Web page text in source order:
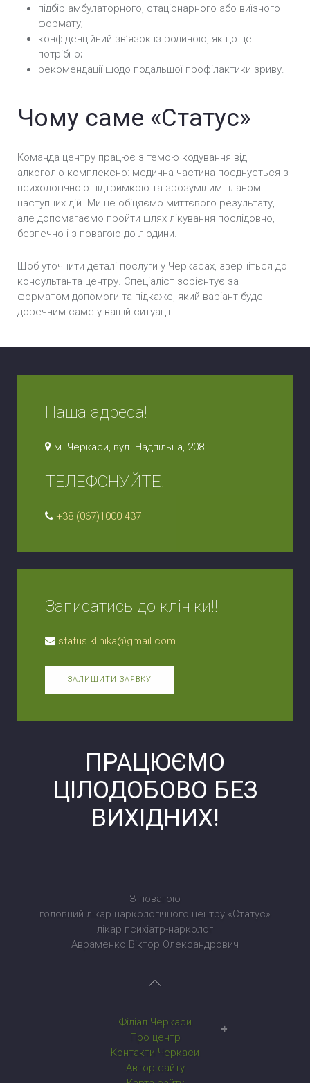
підбір амбулаторного, стаціонарного або виїзного
формату;
конфіденційний звʼязок із родиною, якщо це
потрібно;
рекомендації щодо подальшої профілактики зриву.
Чому саме «Статус»
Команда центру працює з темою кодування від
алкоголю комплексно: медична частина поєднується з
психологічною підтримкою та зрозумілим планом
наступних дій. Ми не обіцяємо миттєвого результату,
але допомагаємо пройти шлях лікування послідовно,
безпечно і з повагою до людини.
Щоб уточнити деталі послуги у Черкасах, зверніться до
консультанта центру. Спеціаліст зорієнтує за
форматом допомоги та підкаже, який варіант буде
доречним саме у вашій ситуації.
Наша адреса!
м. Черкаси, вул. Надпільна, 208.
ТЕЛЕФОНУЙТЕ!
+38 (067)1000 437
Записатись до клініки!!
status.klinika@gmail.com
ЗАЛИШИТИ ЗАЯВКУ
ПРАЦЮЄМО
ЦІЛОДОБОВО БЕЗ
ВИХІДНИХ!
З повагою
головний лікар наркологічного центру «Статус»
лікар психіатр-нарколог
Авраменко Віктор Олександрович
Філіал Черкаси
Наркологічний центр у Черкасах
Про центр
Контакти Черкаси
Автор сайту